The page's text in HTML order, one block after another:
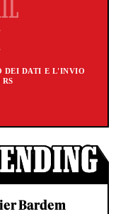
DEI DATI E L'INVIO
Bardem